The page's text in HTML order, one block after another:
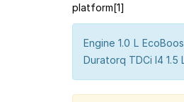
platform[1]
Engine 1.0 L
Duratorq TDCi I4 1.5